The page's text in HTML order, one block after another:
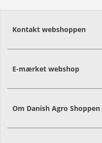
Kontakt webshoppen
E-mærket webshop
Om Danish Agro Shoppen